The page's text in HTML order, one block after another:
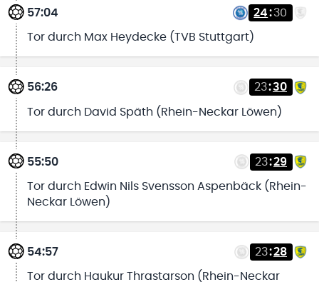
57:04 24:30
Tor durch Max Heydecke (TVB Stuttgart)
56:26 23:30
Tor durch David Späth (Rhein-Neckar Löwen)
55:50 23:29
Tor durch Edwin Nils Svensson Aspenbäck (Rhein-
Neckar Löwen)
54:57 23:28
Tor durch Haukur Thrastarson (Rhein-Neckar